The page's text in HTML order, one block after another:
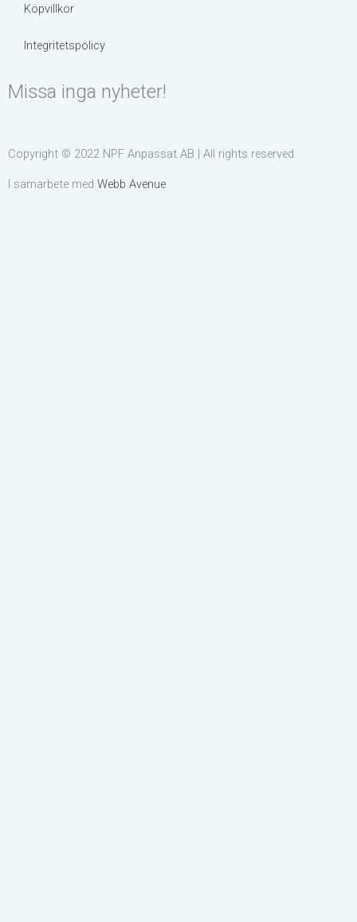
Köpvillkor
Integritetspolicy
Missa inga nyheter!
Copyright © 2022 NPF Anpassat AB | All rights reserved.
I samarbete med Webb Avenue